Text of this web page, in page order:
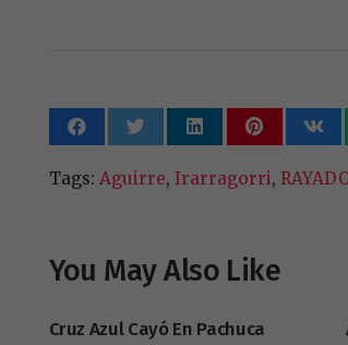
Tags: Aguirre, Irarragorri,
You May Also Like
Cruz Azul Cayó En Pachuca